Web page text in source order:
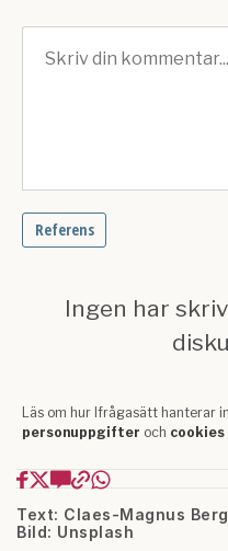
Text: Claes-Magnus Berg
Bild: Unsplash